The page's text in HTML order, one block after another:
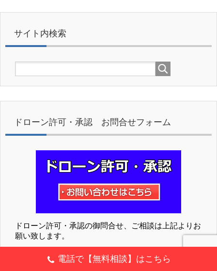
サイト内検索
ドローン許可・承認 お問合せフォーム
ドローン許可・承認の御問合せ、ご相談は上記よりお
願い致します。
ドローン専門の行政書士が対応致します。
電話で【無料相談】はこちら